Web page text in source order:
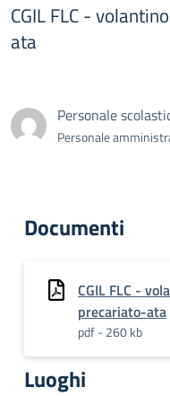
CGIL FLC -
ata
Personale
Personale
Documenti
CGIL FLC -
precariato-ata
pdf - 260 kb
Luoghi